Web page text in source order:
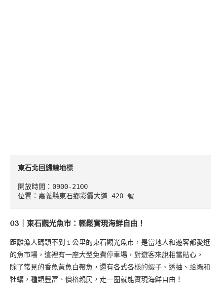
東石北回歸線地標
開放時間：0900-2100
位置：嘉義縣東石鄉彩霞大道 420 號
03｜東石觀光魚市：輕鬆實現海鮮自由！
距離漁人碼頭不到 1 公里的東石觀光魚市，是當地人和遊客都愛逛
的魚市場，這裡有一座大型免費停車場，對遊客來說相當貼心。
除了常見的香魚黃魚白帶魚，還有各式各樣的蝦子、透抽、蛤蠣和
牡蠣，種類豐富、價格親民，走一圈就能實現海鮮自由！